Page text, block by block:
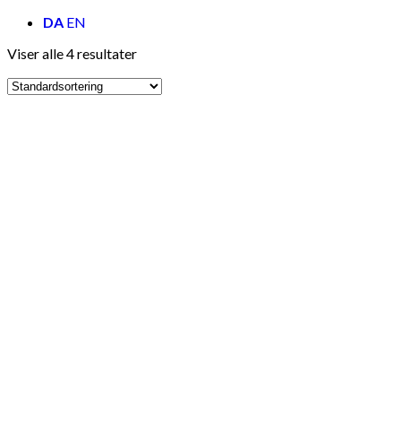
DA EN
Viser alle 4 resultater